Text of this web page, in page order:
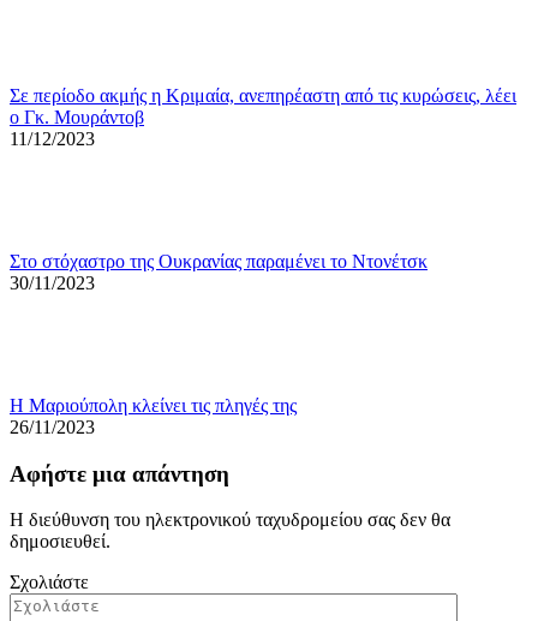
Σε περίοδο ακμής η Κριμαία, ανεπηρέαστη από τις κυρώσεις, λέει
ο Γκ. Μουράντοβ
11/12/2023
Στο στόχαστρο της Ουκρανίας παραμένει το Ντονέτσκ
30/11/2023
Η Μαριούπολη κλείνει τις πληγές της
26/11/2023
Αφήστε μια απάντηση
Η διεύθυνση του ηλεκτρονικού ταχυδρομείου σας δεν θα
δημοσιευθεί.
Σχολιάστε